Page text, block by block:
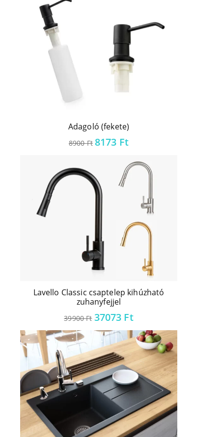
Adagoló (fekete)
8900Ft Original
8173 FtCurrent
is:
8173 Ft.
Lavello Classic csaptelep kihúzható
zuhanyfejjel
39900Ft 37073 Ft